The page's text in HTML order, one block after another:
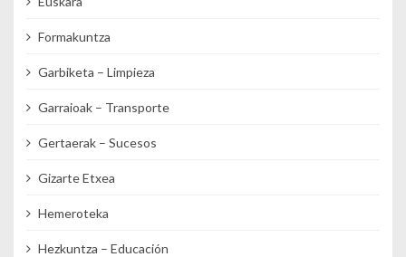
Formakuntza
Garbiketa – Limpieza
Garraioak – Transporte
Gertaerak – Sucesos
Gizarte Etxea
Hemeroteka
Hezkuntza – Educación